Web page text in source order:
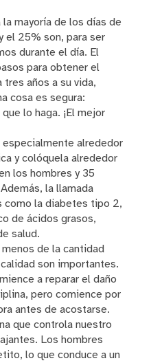
mayoría de los días de
el 25% son, para ser
durante el día. El
para obtener el
años a su vida,
cosa es segura:
lo haga. ¡El mejor
especialmente alrededor
y colóquela alrededor
los hombres y 35
la llamada
como la diabetes tipo 2,
de ácidos grasos,
salud.
de la cantidad
son importantes.
a reparar el daño
pero comience por
antes de acostarse.
que controla nuestro
Los hombres
lo que conduce a un